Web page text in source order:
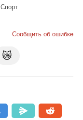
Спорт
Сообщить об ошибке
😿